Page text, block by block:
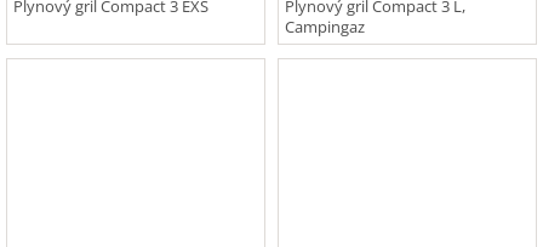
Plynový gril Compact 3 EXS
Plynový gril Compact 3 L,
Campingaz